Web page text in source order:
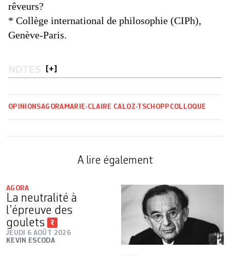
rêveurs?
* Collège international de philosophie (CIPh),
Genève-Paris.
NOTES [+]
OPINIONSAGORA MARIE-CLAIRE CALOZ-TSCHOPP COLLOQUE
A lire également
AGORA
La neutralité à
l’épreuve des
goulets
JEUDI 6 AOÛT 2026
KEVIN ESCODA